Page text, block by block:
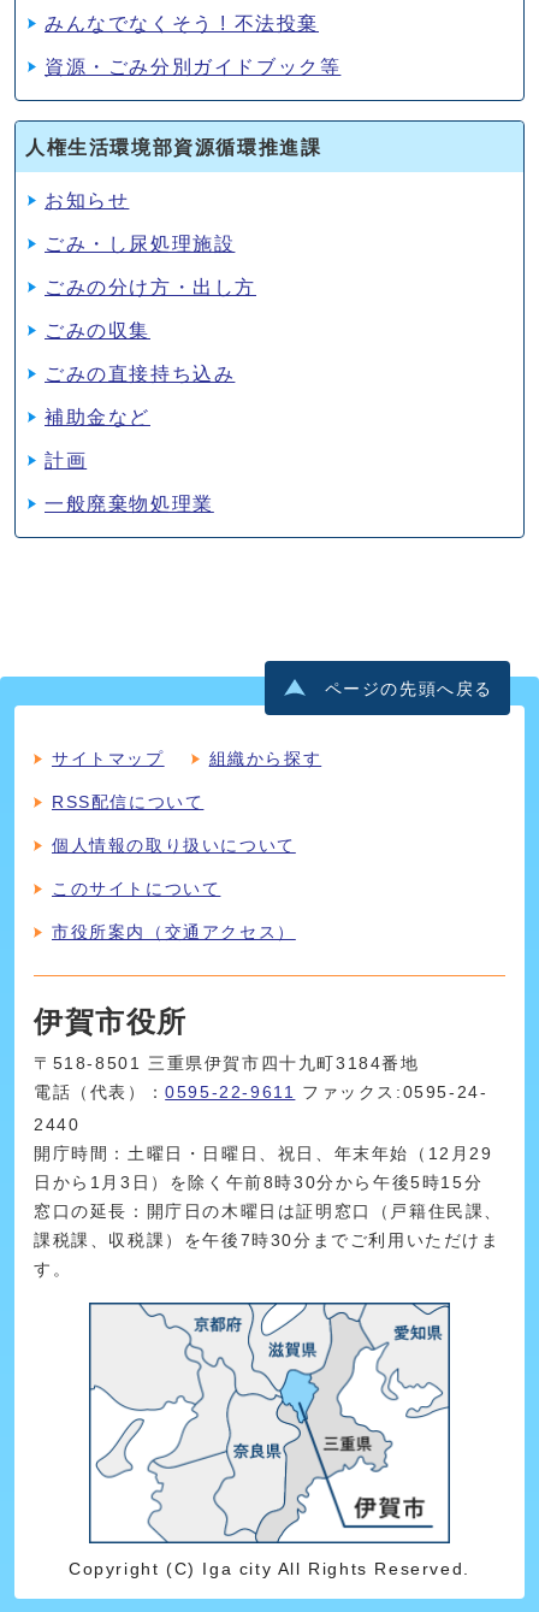
みんなでなくそう ! 不法投棄
資源・ごみ分別ガイドブック等
人権生活環境部資源循環推進課
お知らせ
ごみ・し尿処理施設
ごみの分け方・出し方
ごみの収集
ごみの直接持ち込み
補助金など
計画
一般廃棄物処理業
ページの先頭へ戻る
サイトマップ 組織から探す
RSS配信について
個人情報の取り扱いについて
このサイトについて
市役所案内（交通アクセス）
伊賀市役所
〒518-8501 三重県伊賀市四十九町3184番地
電話（代表）：0595-22-9611
ファックス:0595-24-
2440
開庁時間：土曜日・日曜日、祝日、年末年始（12月29
日から1月3日）を除く午前8時30分から午後5時15分
窓口の延長：開庁日の木曜日は証明窓口（戸籍住民課、
課税課、収税課）を午後7時30分までご利用いただけま
す。
Copyright (C) Iga city All Rights Reserved.